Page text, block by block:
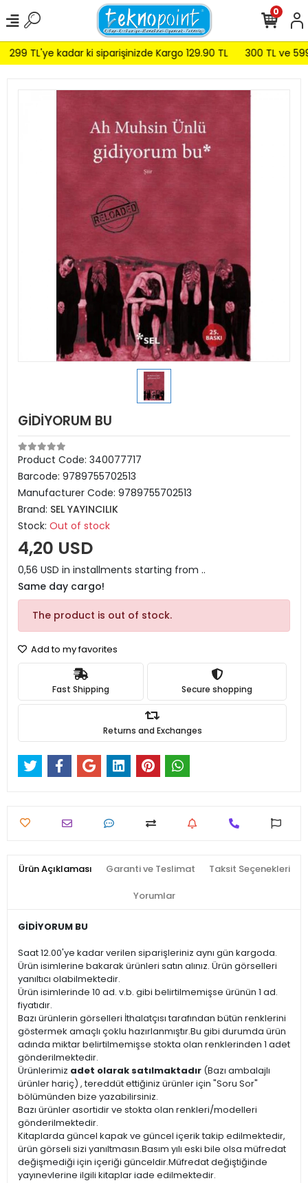
299 TL'ye kadar ki siparişinizde Kargo 129.90 TL 300 TL ve
0
GİDİYORUM BU
Product Code: 340077717
Barcode: 9789755702513
Manufacturer Code: 9789755702513
Brand: SEL YAYINCILIK
Stock: Out of stock
4,20 USD
0,56 USD in installments starting from ..
Same day cargo!
The product is out of stock.
Add to my favorites
Fast Shipping Secure shopping
Returns and Exchanges
Ürün Açıklaması Garanti ve Teslimat Taksit Seçenekleri
Yorumlar
GİDİYORUM BU
Saat 12.00'ye kadar verilen siparişleriniz aynı gün kargoda.
Ürün isimlerine bakarak ürünleri satın alınız. Ürün görselleri
yanıltıcı olabilmektedir.
Ürün isimlerinde 10 ad. v.b. gibi belirtilmemişse ürünün 1 ad.
fiyatıdır.
Bazı ürünlerin görselleri İthalatçısı tarafından bütün renklerini
göstermek amaçlı çoklu hazırlanmıştır.Bu gibi durumda ürün
adında miktar belirtilmemişse stokta olan renklerinden 1 adet
gönderilmektedir.
Ürünlerimiz adet olarak satılmaktadır (Bazı ambalajlı
ürünler hariç) , tereddüt ettiğiniz ürünler için "Soru Sor"
bölümünden bize yazabilirsiniz.
Bazı ürünler asortidir ve stokta olan renkleri/modelleri
gönderilmektedir.
Kitaplarda güncel kapak ve güncel içerik takip edilmektedir,
ürün görseli sizi yanıltmasın.Basım yılı eski bile olsa müfredat
değişmediği için içeriği günceldir.Müfredat değiştiğinde
yayınevlerine ilgili kitaplar iade edilmektedir.